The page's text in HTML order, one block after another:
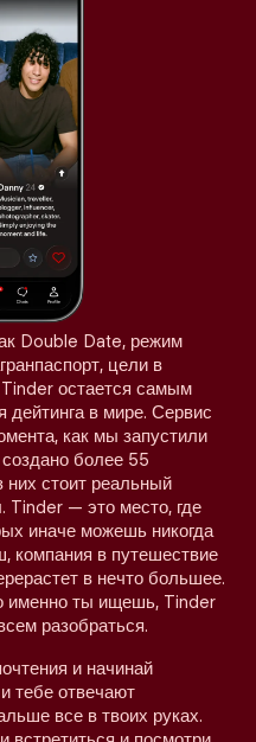
Double Date, режим
цели в
остается самым
в мире. Сервис
как мы запустили
более 55
них стоит реальный
Tinder — это место, где
иначе можешь никогда
компания в путешествие
в нечто большее.
именно ты ищешь, Tinder
разобраться.
и начинай
тебе отвечают
все в твоих руках.